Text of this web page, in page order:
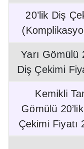
20’lik Diş
Yarı Gömülü
Diş Çekimi
Kemikli
Gömülü
Çekimi Fiyatı